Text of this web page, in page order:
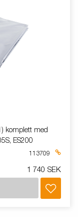
komplett med
ES200
113709
1 740 SEK